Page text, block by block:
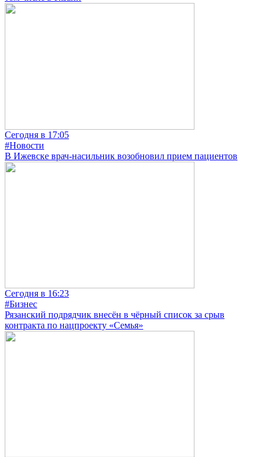
Сегодня в 17:05
#Новости
В Ижевске врач-насильник возобновил прием пациентов
Сегодня в 16:23
#Бизнес
Рязанский подрядчик внесён в чёрный список за срыв
контракта по нацпроекту «Семья»